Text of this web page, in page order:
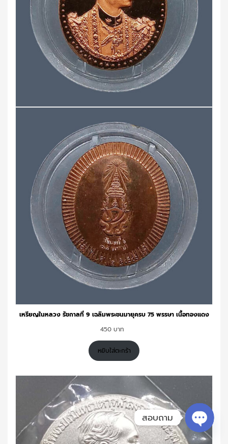
เหรียญในหลวง รัชกาลที่ 9 เฉลิมพระชนมายุครบ 75 พรรษา เนื้อทองแดง
450
หยิบใส่ตะกร้า
สอบถาม
Open